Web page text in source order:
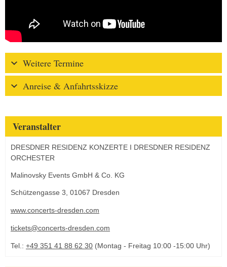
Weitere Termine
Anreise & Anfahrtsskizze
Veranstalter
DRESDNER RESIDENZ KONZERTE I DRESDNER RESIDENZ
ORCHESTER
Malinovsky Events GmbH & Co. KG
Schützengasse 3, 01067 Dresden
www.concerts-dresden.com
tickets@concerts-dresden.com
Tel.: +49 351 41 88 62 30 (Montag - Freitag 10:00 -15:00 Uhr)